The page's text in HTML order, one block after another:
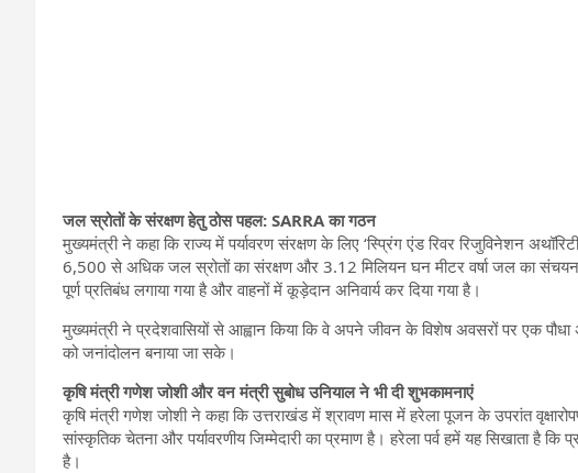
जल स्रोतों के संरक्षण हेतु ठोस पहल: SARRA का गठन
मुख्यमंत्री ने कहा कि राज्य में पर्यावरण संरक्षण के लिए ‘स्प्रिंग एंड रिवर रिजुविनेशन
6,500 से अधिक जल स्रोतों का संरक्षण और 3.12 मिलियन घन मीटर वर्षा जल का संचयन
पूर्ण प्रतिबंध लगाया गया है और वाहनों में कूड़ेदान अनिवार्य कर दिया गया है।
मुख्यमंत्री ने प्रदेशवासियों से आह्वान किया कि वे अपने जीवन के विशेष अवसरों पर एक
को जनांदोलन बनाया जा सके।
कृषि मंत्री गणेश जोशी और वन मंत्री सुबोध उनियाल ने भी दी शुभकामनाएं
कृषि मंत्री गणेश जोशी ने कहा कि उत्तराखंड में श्रावण मास में हरेला पूजन के उपरांत
सांस्कृतिक चेतना और पर्यावरणीय जिम्मेदारी का प्रमाण है। हरेला पर्व हमें यह सिखाता है कि
है।